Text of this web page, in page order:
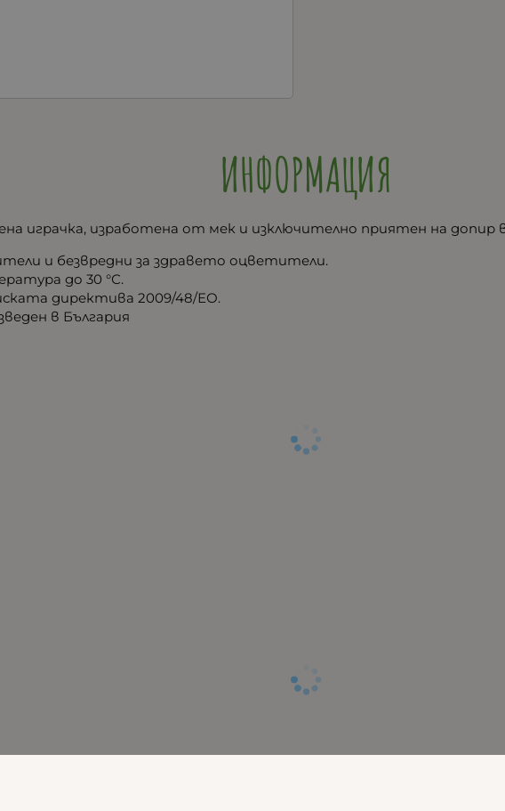
ИНФОРМАЦИЯ
играчка, изработена от мек и изключително приятен на допир
и безвредни за здравето оцветители.
до 30 °С.
директива 2009/48/ЕО.
в България